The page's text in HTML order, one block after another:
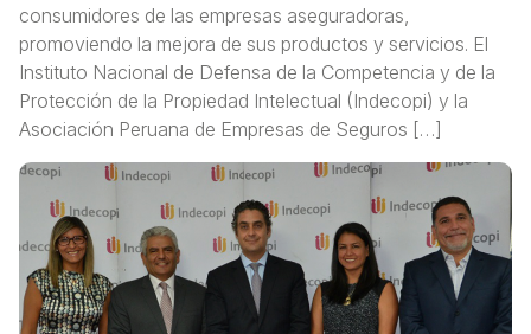
consumidores de las empresas aseguradoras,
promoviendo la mejora de sus productos y servicios. El
Instituto Nacional de Defensa de la Competencia y de la
Protección de la Propiedad Intelectual (Indecopi) y la
Asociación Peruana de Empresas de Seguros […]